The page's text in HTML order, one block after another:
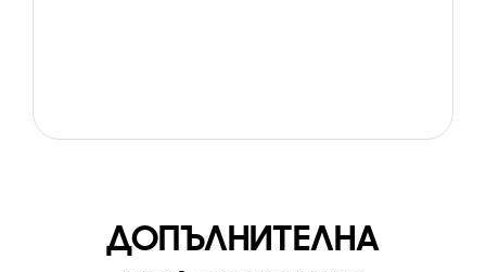
ДОПЪЛНИТЕЛНА